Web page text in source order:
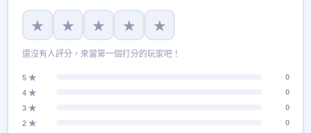
★ ★ ★ ★ ★
還沒有人評分，來當第一個打分的玩家吧！
5 ★
0
4 ★
0
3 ★
0
2 ★
0